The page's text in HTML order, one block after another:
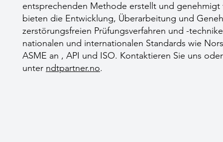
entsprechenden Methode erstellt und genehmigt
bieten die Entwicklung, Überarbeitung und
zerstörungsfreien Prüfungsverfahren und -
nationalen und internationalen Standards wie
ASME an , API und ISO. Kontaktieren Sie uns
unter ndtpartner.no.